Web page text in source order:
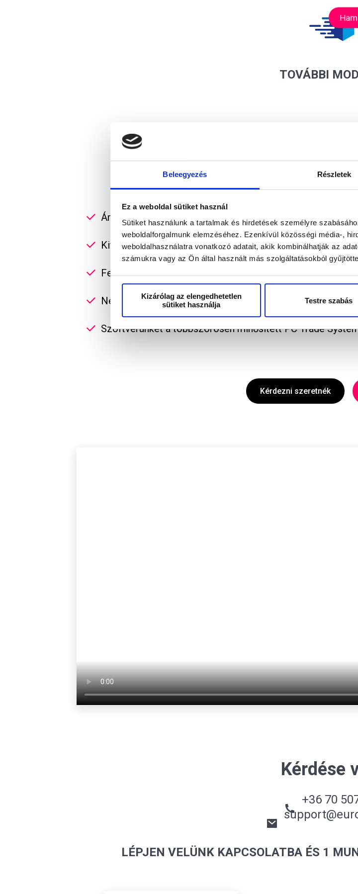
Beleegyezés Részletek
Ez a weboldal sütiket használ
Sütiket használunk a tartalmak és hirdetések személyre
weboldalforgalmunk elemzéséhez. Ezenkívül közösségi média-,
weboldalhasználatra vonatkozó adatait, akik kombinálhatják az
számukra vagy az Ön által használt más szolgáltatásokból
Kizárólag az elengedhetetlen
sütiket használja
Testre szabás
TOVÁBBI
az Europroof
Ár-érték aránya lenyűgöző: már havi 6.900 Forinttól
Kifejezetten kisvállalkozásoknak fejlesztettük.
Felhasználóbarát felülete néhány órán belül mindenki
Nem kell telepíteni: web alapú, platformfüggetlen, és
Szoftverünket a többszörösen minősített PC Trade
Kérdezni szeretnék
Kérdése
+36 70
LÉPJEN VELÜNK KAPCSOLATBA ÉS 1